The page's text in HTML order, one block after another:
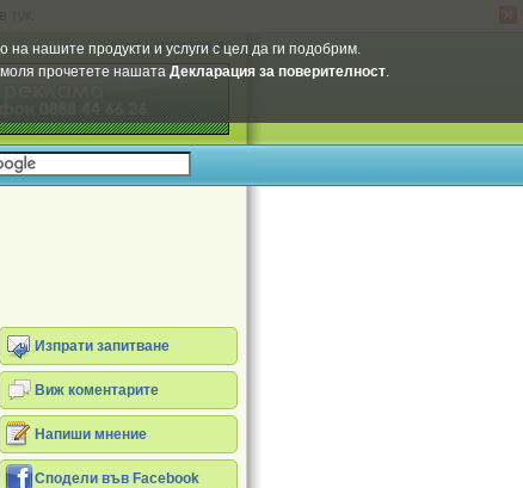
на нашите продукти и услуги с цел да ги подобрим.
моля прочетете нашатаДекларация за поверителност.
Select Language ▼
Изпрати запитване
Виж коментарите
Напиши мнение
Сподели във Facebook